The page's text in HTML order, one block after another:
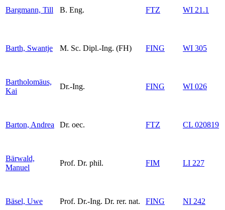
Bargmann, Till B. Eng. FTZ WI 21.1
Barth, Swantje M. Sc. Dipl.-Ing. (FH) FING WI 305
Bartholomäus,
Kai
Dr.-Ing. FING WI 026
Barton, Andrea Dr. oec. FTZ CL 020819
Bärwald,
Manuel
Prof. Dr. phil. FIM LI 227
Bäsel, Uwe Prof. Dr.-Ing. Dr. rer. nat. FING NI 242